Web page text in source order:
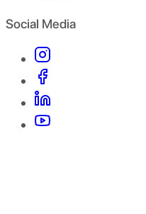
Social Media